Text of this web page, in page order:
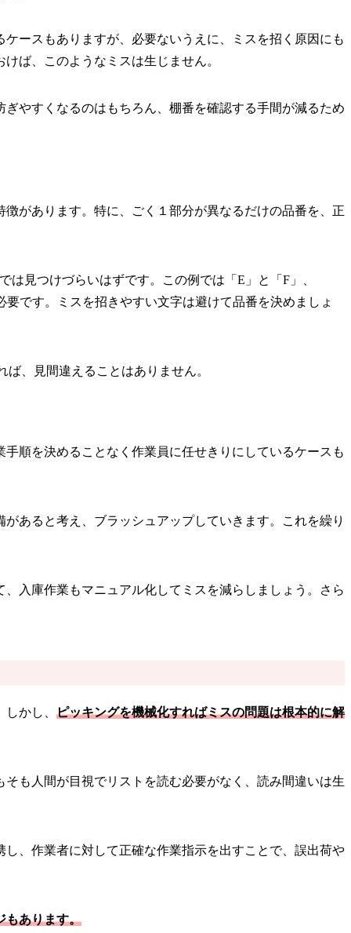
ースもありますが、必要ないうえに、ミスを招く原因にも
ば、このようなミスは生じません。
やすくなるのはもちろん、棚番を確認する手間が減るため
があります。特に、ごく１部分が異なるだけの品番を、正
は見つけづらいはずです。この例では「E」と「F」、
です。ミスを招きやすい文字は避けて品番を決めましょ
、見間違えることはありません。
順を決めることなく作業員に任せきりにしているケースも
あると考え、ブラッシュアップしていきます。これを繰り
入庫作業もマニュアル化してミスを減らしましょう。さら
かし、 ピッキングを機械化すればミスの問題は根本的に解
も人間が目視でリストを読む必要がなく、読み間違いは生
、作業者に対して正確な作業指示を出すことで、誤出荷や
もあります。